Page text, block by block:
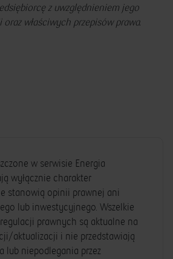
z uwzględnieniem jego
właściwych przepisów prawa.
w serwisie Energia
wyłącznie charakter
stanowią opinii prawnej ani
lub inwestycyjnego. Wszelkie
prawnych są aktualne na
aktualizacji i nie przedstawiają
lub niepodlegania przez